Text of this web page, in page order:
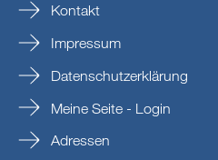
Kontakt
Impressum
Datenschutzerklärung
Meine Seite - Login
Adressen